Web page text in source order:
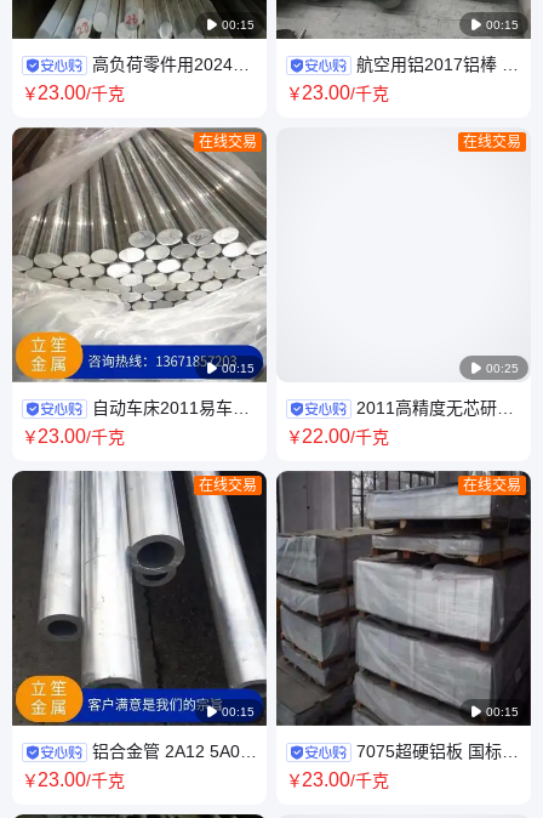
 00:15
高负荷零件用2024铝
棒 2024-T6可焊接铝圆棒
￥23.00/千克
 00:15
在线交易
自动车床2011易车削
铝棒 精拉棒 2011-T6光亮高精
￥23.00/千克
 00:15
在线交易
铝合金管 2A12 5A06
6061 6063 7075 7A04 7A09铝
￥23.00/千克
 00:15
航空用铝2017铝棒 挤
压锻造铝合金棒 2017-T4研磨
￥23.00/千克
 00:25
在线交易
2011高精度无芯研磨
铝棒 代客加工 2011-T4不含铅
￥22.00/千克
 00:15
在线交易
7075超硬铝板 国标高
硬度铝薄板 al7075进口超声波
￥23.00/千克